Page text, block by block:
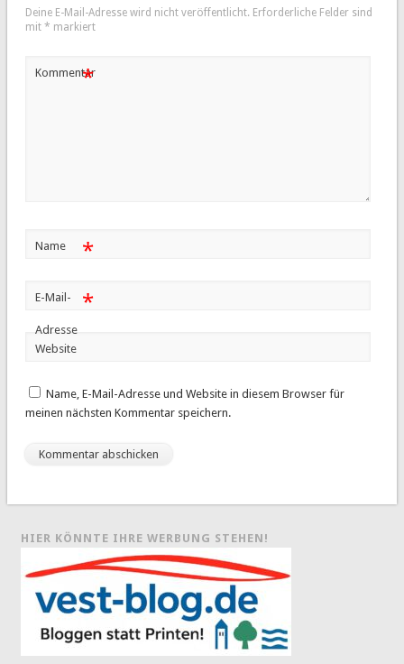
Deine E-Mail-Adresse wird nicht veröffentlicht. Erforderliche Felder sind
mit * markiert
Kommentar
*
Name *
E-Mail-
Adresse
*
Website
Name, E-Mail-Adresse und Website in diesem Browser für
meinen nächsten Kommentar speichern.
HIER KÖNNTE IHRE WERBUNG STEHEN!